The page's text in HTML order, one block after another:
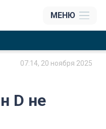
МЕНЮ
07:14, 20 ноября 2025
D не